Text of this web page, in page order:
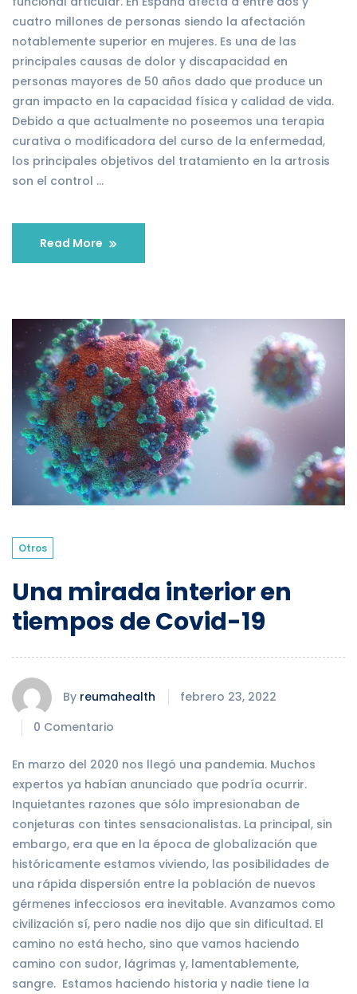
cuatro millones de personas siendo la afectación
notablemente superior en mujeres. Es una de las
principales causas de dolor y discapacidad en
personas mayores de 50 años dado que produce un
gran impacto en la capacidad física y calidad de vida.
Debido a que actualmente no poseemos una terapia
curativa o modificadora del curso de la enfermedad,
los principales objetivos del tratamiento en la artrosis
son el control …
Read More
Otros
Una mirada interior en
tiempos de Covid-19
By reumahealth
febrero 23, 2022
0 Comentario
En marzo del 2020 nos llegó una pandemia. Muchos
expertos ya habían anunciado que podría ocurrir.
Inquietantes razones que sólo impresionaban de
conjeturas con tintes sensacionalistas. La principal, sin
embargo, era que en la época de globalización que
históricamente estamos viviendo, las posibilidades de
una rápida dispersión entre la población de nuevos
gérmenes infecciosos era inevitable. Avanzamos como
civilización sí, pero nadie nos dijo que sin dificultad. El
camino no está hecho, sino que vamos haciendo
camino con sudor, lágrimas y, lamentablemente,
sangre. Estamos haciendo historia y nadie tiene la